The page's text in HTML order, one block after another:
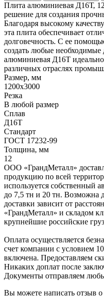
Плита алюминиевая Д16Т,
решение для создания
Благодаря высокому
эта плита обеспечивает
долговечность. С ее
создать любые
алюминиевая Д16Т
различных отраслях
Размер, мм
1200х3000
Резка
В любой размер
Сплав
Д16Т
Стандарт
ГОСТ 17232-99
Толщина, мм
12
ООО «ГрандМеталл»
продукцию по всей
используется собственный
до 7,5 тн и 20 тн. Возможна
доставки зависит от
«ГрандМеталл» и складом
крупнейшие российские
Оплата осуществляется
счет компании с условием
включена. Предоставляем
Никаких доплат после
Документы отправляем
Вы можете написать отзыв